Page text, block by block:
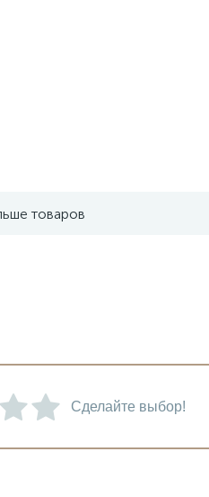
товаров
Сделайте выбор!